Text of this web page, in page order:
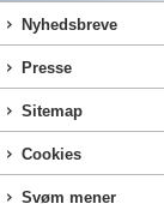
Nyhedsbreve
Presse
Sitemap
Cookies
Svøm mener